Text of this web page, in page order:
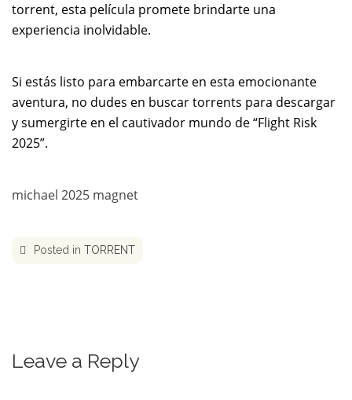
torrent, esta película promete brindarte una
experiencia inolvidable.
Si estás listo para embarcarte en esta emocionante
aventura, no dudes en buscar torrents para descargar
y sumergirte en el cautivador mundo de “Flight Risk
2025”.
michael 2025 magnet
Posted in TORRENT
Leave a Reply